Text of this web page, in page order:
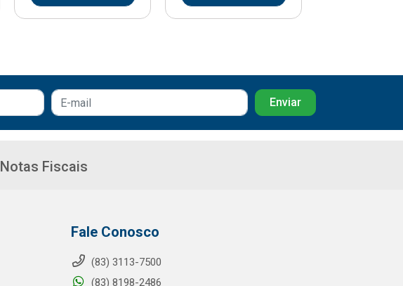
Notas Fiscais
Fale Conosco
(83) 3113-7500
(83) 8198-2486